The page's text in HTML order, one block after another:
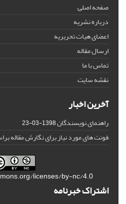
صفحه اصلی
درباره نشریه
اعضای هیات تحریریه
ارسال مقاله
تماس با ما
نقشه سایت
آخرین اخبار
راهنمای نویسندگان1398-03-23
فونت های مورد نیاز برای نگارش مقاله
licenses/by-nc/4.0/
اشتراک خبرنامه